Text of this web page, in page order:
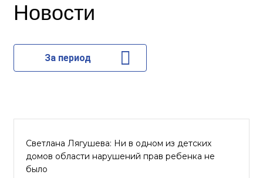
Новости
За период
Светлана Лягушева: Ни в одном из детских
домов области нарушений прав ребенка не
было